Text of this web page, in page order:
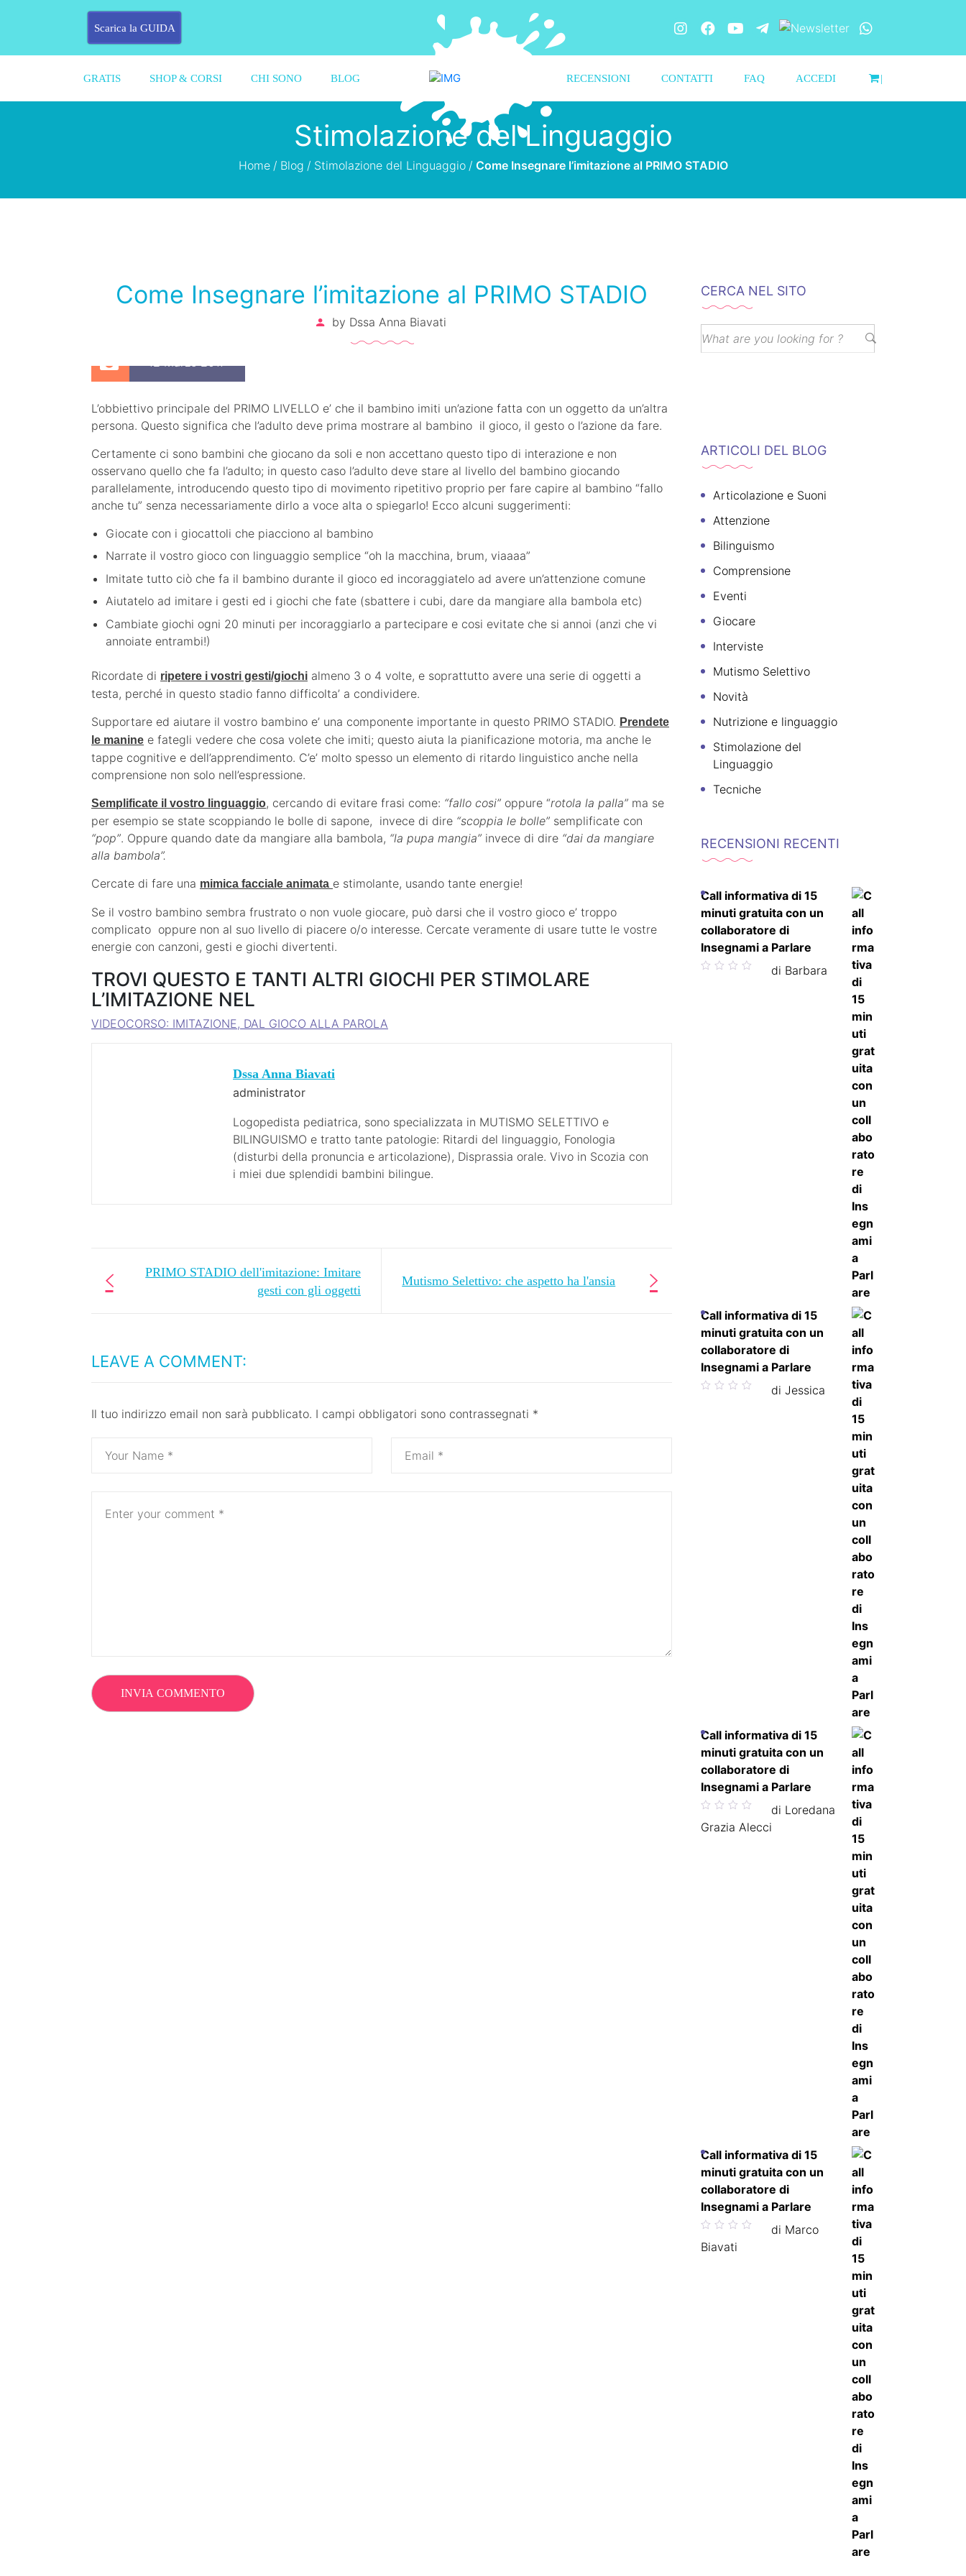
Scarica la GUIDA
GRATIS SHOP & CORSI CHI SONO BLOG RECENSIONI CONTATTI FAQ ACCEDI |
Stimolazione del Linguaggio
Home / Blog / Stimolazione del Linguaggio / Come Insegnare l’imitazione al PRIMO STADIO
Come Insegnare l’imitazione al PRIMO STADIO
by Dssa Anna Biavati
12 Marzo 2017
L’obbiettivo principale del PRIMO LIVELLO e’ che il bambino imiti un’azione fatta con un oggetto da un’altra
persona. Questo significa che l’adulto deve prima mostrare al bambino il gioco, il gesto o l’azione da fare.
Certamente ci sono bambini che giocano da soli e non accettano questo tipo di interazione e non
osservano quello che fa l’adulto; in questo caso l’adulto deve stare al livello del bambino giocando
parallelamente, introducendo questo tipo di movimento ripetitivo proprio per fare capire al bambino “fallo
anche tu” senza necessariamente dirlo a voce alta o spiegarlo! Ecco alcuni suggerimenti:
Giocate con i giocattoli che piacciono al bambino
Narrate il vostro gioco con linguaggio semplice “oh la macchina, brum, viaaaa”
Imitate tutto ciò che fa il bambino durante il gioco ed incoraggiatelo ad avere un’attenzione comune
Aiutatelo ad imitare i gesti ed i giochi che fate (sbattere i cubi, dare da mangiare alla bambola etc)
Cambiate giochi ogni 20 minuti per incoraggiarlo a partecipare e cosi evitate che si annoi (anzi che vi
annoiate entrambi!)
Ricordate di ripetere i vostri gesti/giochi almeno 3 o 4 volte, e soprattutto avere una serie di oggetti a
testa, perché in questo stadio fanno difficolta’ a condividere.
Supportare ed aiutare il vostro bambino e’ una componente importante in questo PRIMO STADIO. Prendete
le manine e fategli vedere che cosa volete che imiti; questo aiuta la pianificazione motoria, ma anche le
tappe cognitive e dell’apprendimento. C’e’ molto spesso un elemento di ritardo linguistico anche nella
comprensione non solo nell’espressione.
Semplificate il vostro linguaggio, cercando di evitare frasi come: “fallo cosi” oppure “rotola la palla” ma se
per esempio se state scoppiando le bolle di sapone, invece di dire “scoppia le bolle” semplificate con
“pop”. Oppure quando date da mangiare alla bambola, “la pupa mangia” invece di dire “dai da mangiare
alla bambola”.
Cercate di fare una mimica facciale animata e stimolante, usando tante energie!
Se il vostro bambino sembra frustrato o non vuole giocare, può darsi che il vostro gioco e’ troppo
complicato oppure non al suo livello di piacere o/o interesse. Cercate veramente di usare tutte le vostre
energie con canzoni, gesti e giochi divertenti.
TROVI QUESTO E TANTI ALTRI GIOCHI PER STIMOLARE
L’IMITAZIONE NEL
VIDEOCORSO: IMITAZIONE, DAL GIOCO ALLA PAROLA
Dssa Anna Biavati
administrator
Logopedista pediatrica, sono specializzata in MUTISMO SELETTIVO e
BILINGUISMO e tratto tante patologie: Ritardi del linguaggio, Fonologia
(disturbi della pronuncia e articolazione), Disprassia orale. Vivo in Scozia con
i miei due splendidi bambini bilingue.
Mutismo Selettivo: che aspetto ha l'ansia
PRIMO STADIO dell'imitazione: Imitare
gesti con gli oggetti
LEAVE A COMMENT:
Il tuo indirizzo email non sarà pubblicato. I campi obbligatori sono contrassegnati *
CERCA NEL SITO
ARTICOLI DEL BLOG
Articolazione e Suoni
Attenzione
Bilinguismo
Comprensione
Eventi
Giocare
Interviste
Mutismo Selettivo
Novità
Nutrizione e linguaggio
Stimolazione del
Linguaggio
Tecniche
RECENSIONI RECENTI
Call informativa di 15
minuti gratuita con un
collaboratore di
Insegnami a Parlare
Valutato di Barbara
Call informativa di 15
minuti gratuita con un
collaboratore di
Insegnami a Parlare
Valutato di Jessica
Call informativa di 15
minuti gratuita con un
collaboratore di
Insegnami a Parlare
Valutato
5 su 5
di Loredana
Grazia Alecci
Call informativa di 15
minuti gratuita con un
collaboratore di
Insegnami a Parlare
Valutato
5su 5
di Marco
Biavati